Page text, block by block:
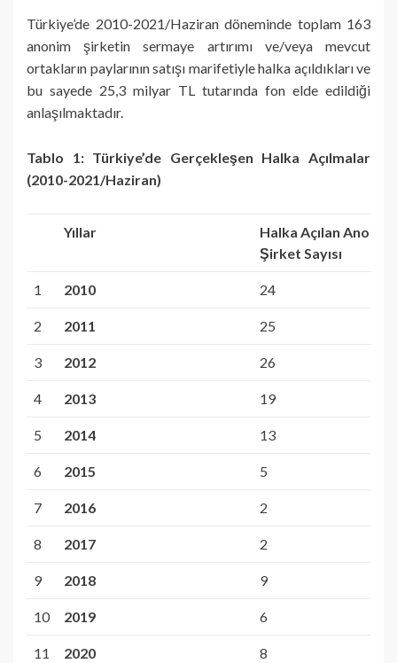
Türkiye’de 2010-2021/Haziran döneminde toplam 163
anonim şirketin sermaye artırımı ve/veya mevcut
ortakların paylarının satışı marifetiyle halka açıldıkları ve
bu sayede 25,3 milyar TL tutarında fon elde edildiği
anlaşılmaktadır.
Tablo 1: Türkiye’de Gerçekleşen Halka Açılmalar
(2010-2021/Haziran)
Yıllar
Halka Açılan Anonim
Şirket Sayısı
1 2010 24
2 2011 25
3 2012 26
4 2013 19
5 2014 13
6 2015 5
7 2016 2
8 2017 2
9 2018 9
10 2019 6
11 2020 8